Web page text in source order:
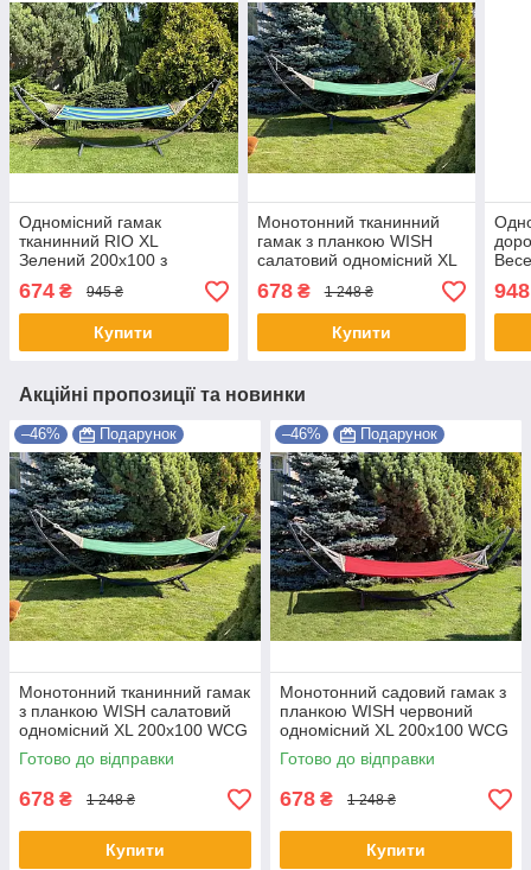
Одномісний гамак
тканинний RIO XL
Зелений 200х100 з
планкою WCG Shopik
674 ₴ 945 ₴
Купити
Монотонний тканинний
гамак з планкою WISH
салатовий одномісний XL
200х100 WCG Shopik
678₴ 1 248 ₴
Купити
948
Акційні пропозиції та новинки
–46% Подарунок
Монотонний тканинний гамак
з планкою WISH салатовий
одномісний XL 200х100 WCG
Shopik
Готово до відправки
678 ₴ 1 248 ₴
Купити
–46% Подарунок
Монотонний садовий гамак з
планкою WISH червоний
одномісний XL 200х100 WCG
Shopik
Готово до відправки
678 ₴ 1 248 ₴
Купити